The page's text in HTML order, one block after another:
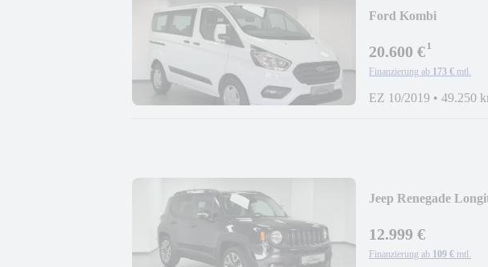
Ford Kombi
20.600 €¹
Finanzierung ab 173 € mtl.
EZ 10/2019 • 49.250
Jeep Renegade
12.999 €
Finanzierung ab 109 € mtl.